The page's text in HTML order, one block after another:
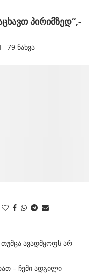
პირიმზედ“,-
79 ნახვა
ავადმყოფს არ
– ჩემი ადგილი